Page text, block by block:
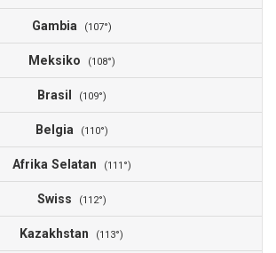
Gambia (107°)
Meksiko (108°)
Brasil (109°)
Belgia (110°)
Afrika Selatan (111°)
Swiss (112°)
Kazakhstan (113°)